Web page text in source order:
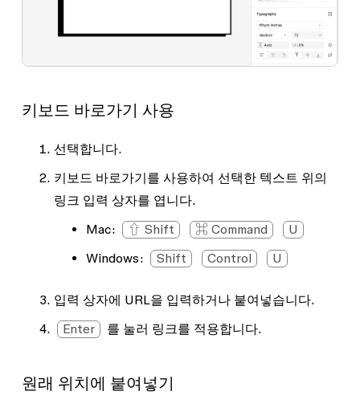
키보드 바로가기 사용
선택합니다.
키보드 바로가기를 사용하여 선택한 텍스트 위의
링크 입력 상자를 엽니다.
Mac:
⇧ Shift ⌘ Command
U
Windows:
Shift Control U
입력 상자에 URL을 입력하거나 붙여넣습니다.
Enter
를 눌러 링크를 적용합니다.
원래 위치에 붙여넣기